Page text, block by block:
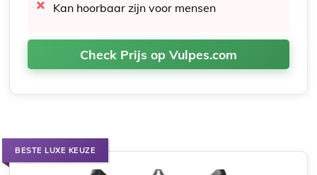
Kan hoorbaar zijn voor mensen
Check Prijs op Vulpes.com
BESTE LUXE KEUZE